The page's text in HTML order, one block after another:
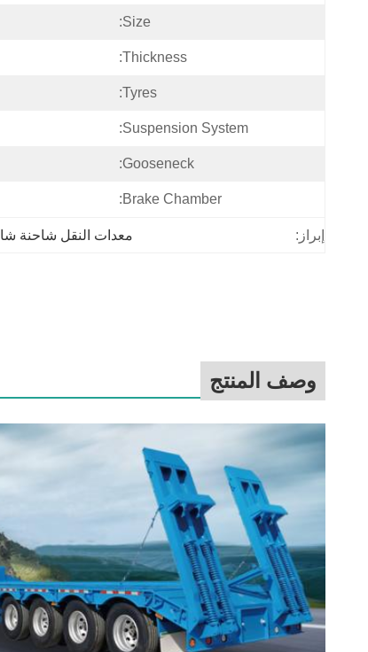
Size:
Thickness:
Tyres:
Suspension System:
Gooseneck:
Brake Chamber:
إبراز: معدات النقل شاحنة
وصف المنتج